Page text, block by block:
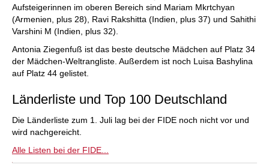
Aufsteigerinnen im oberen Bereich sind Mariam Mkrtchyan
(Armenien, plus 28), Ravi Rakshitta (Indien, plus 37) und Sahithi
Varshini M (Indien, plus 32).
Antonia Ziegenfuß ist das beste deutsche Mädchen auf Platz 34
der Mädchen-Weltrangliste. Außerdem ist noch Luisa Bashylina
auf Platz 44 gelistet.
Länderliste und Top 100 Deutschland
Die Länderliste zum 1. Juli lag bei der FIDE noch nicht vor und
wird nachgereicht.
Alle Listen bei der FIDE...